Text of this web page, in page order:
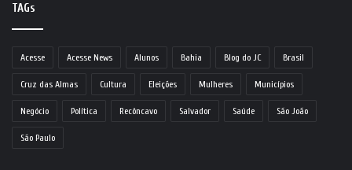
TAGs
Acesse Acesse News Alunos Bahia Blog do JC Brasil
Cruz das Almas Cultura Eleições Mulheres Municípios
Negócio Política Recôncavo Salvador Saúde São João
São Paulo